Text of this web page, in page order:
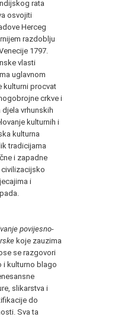
rata
osvojiti
Herceg
razdoblju
1797.
vlasti
uglavnom
kulturni procvat
crkve i
vrhunskih
kulturnih i
kulturna
tradicijama
i zapadne
civilizacijsko
i
povijesno-
koje zauzima
se razgovori
i kulturno blago
slikarstva i
do
Sva ta